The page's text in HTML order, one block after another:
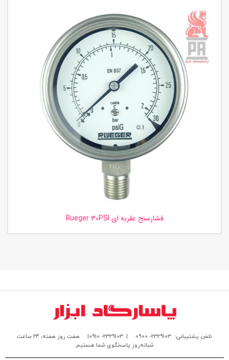
فشارسنج عقربه ای Rueger 30PSI
تلفن پشتیبانی: 2329103- 0900 | 2329103- 0910|
هفت روز هفته، ۲۴ ساعت
شبانه‌روز پاسخگوی شما هستیم.